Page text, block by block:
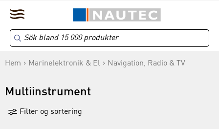
Hem Marinelektronik & El Navigation, Radio & TV
Multiinstrument
Filter og sortering